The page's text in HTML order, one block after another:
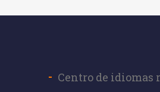
Centro de idiomas